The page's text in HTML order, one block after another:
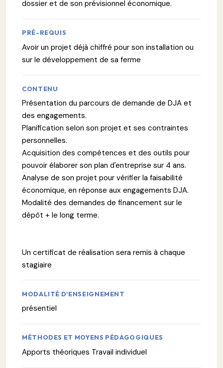
dossier et de son prévisionnel économique.
PRÉ-REQUIS
Avoir un projet déjà chiffré pour son installation ou
sur le développement de sa ferme
CONTENU
Présentation du parcours de demande de DJA et
des engagements.
Planification selon son projet et ses contraintes
personnelles.
Acquisition des compétences et des outils pour
pouvoir élaborer son plan d'entreprise sur 4 ans.
Analyse de son projet pour vérifier la faisabilité
économique, en réponse aux engagements DJA.
Modalité des demandes de financement sur le
dépôt + le long terme.
Un certificat de réalisation sera remis à chaque
stagiaire
MODALITÉ D'ENSEIGNEMENT
présentiel
MÉTHODES ET MOYENS PÉDAGOGIQUES
Apports théoriques Travail individuel